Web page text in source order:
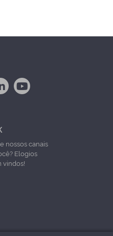
nossos canais
Elogios
vindos!